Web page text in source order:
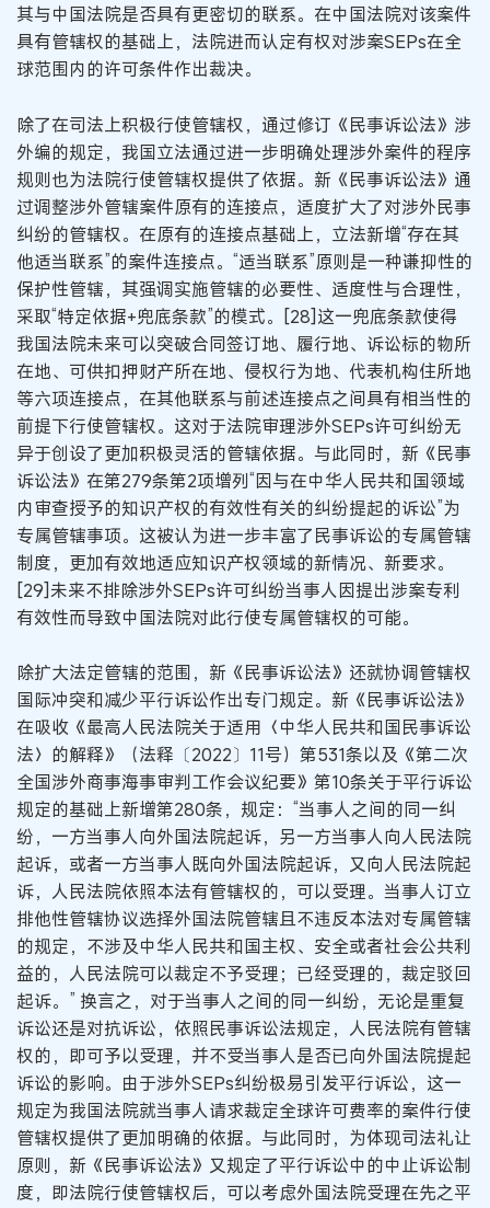
其与中国法院是否具有更密切的联系。在中国法院对该案件
具有管辖权的基础上，法院进而认定有权对涉案SEPs在全
球范围内的许可条件作出裁决。
除了在司法上积极行使管辖权，通过修订《民事诉讼法》涉
外编的规定，我国立法通过进一步明确处理涉外案件的程序
规则也为法院行使管辖权提供了依据。新《民事诉讼法》通
过调整涉外管辖案件原有的连接点，适度扩大了对涉外民事
纠纷的管辖权。在原有的连接点基础上，立法新增“存在其
他适当联系”的案件连接点。“适当联系”原则是一种谦抑性的
保护性管辖，其强调实施管辖的必要性、适度性与合理性，
采取“特定依据+兜底条款”的模式。[28]这一兜底条款使得
我国法院未来可以突破合同签订地、履行地、诉讼标的物所
在地、可供扣押财产所在地、侵权行为地、代表机构住所地
等六项连接点，在其他联系与前述连接点之间具有相当性的
前提下行使管辖权。这对于法院审理涉外SEPs许可纠纷无
异于创设了更加积极灵活的管辖依据。与此同时，新《民事
诉讼法》在第279条第2项增列“因与在中华人民共和国领域
内审查授予的知识产权的有效性有关的纠纷提起的诉讼”为
专属管辖事项。这被认为进一步丰富了民事诉讼的专属管辖
制度，更加有效地适应知识产权领域的新情况、新要求。
[29]未来不排除涉外SEPs许可纠纷当事人因提出涉案专利
有效性而导致中国法院对此行使专属管辖权的可能。
除扩大法定管辖的范围，新《民事诉讼法》还就协调管辖权
国际冲突和减少平行诉讼作出专门规定。新《民事诉讼法》
在吸收《最高人民法院关于适用〈中华人民共和国民事诉讼
法〉的解释》（法释〔2022〕11号）第531条以及《第二次
全国涉外商事海事审判工作会议纪要》第10条关于平行诉讼
规定的基础上新增第280条，规定：“当事人之间的同一纠
纷，一方当事人向外国法院起诉，另一方当事人向人民法院
起诉，或者一方当事人既向外国法院起诉，又向人民法院起
诉，人民法院依照本法有管辖权的，可以受理。当事人订立
排他性管辖协议选择外国法院管辖且不违反本法对专属管辖
的规定，不涉及中华人民共和国主权、安全或者社会公共利
益的，人民法院可以裁定不予受理；已经受理的，裁定驳回
起诉。” 换言之，对于当事人之间的同一纠纷，无论是重复
诉讼还是对抗诉讼，依照民事诉讼法规定，人民法院有管辖
权的，即可予以受理，并不受当事人是否已向外国法院提起
诉讼的影响。由于涉外SEPs纠纷极易引发平行诉讼，这一
规定为我国法院就当事人请求裁定全球许可费率的案件行使
管辖权提供了更加明确的依据。与此同时，为体现司法礼让
原则，新《民事诉讼法》又规定了平行诉讼中的中止诉讼制
度，即法院行使管辖权后，可以考虑外国法院受理在先之平